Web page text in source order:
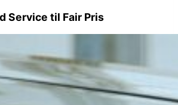
Service til Fair Pris